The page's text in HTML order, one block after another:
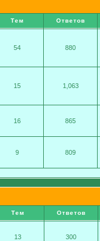
Тем Ответов
54 880
15 1,063
16 865
9 809
Тем Ответов
13 300